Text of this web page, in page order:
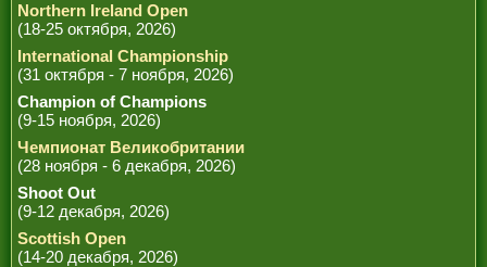
Northern Ireland Open
(18-25 октября, 2026)
International Championship
(31 октября - 7 ноября, 2026)
Champion of Champions
(9-15 ноября, 2026)
Чемпионат Великобритании
(28 ноября - 6 декабря, 2026)
Shoot Out
(9-12 декабря, 2026)
Scottish Open
(14-20 декабря, 2026)